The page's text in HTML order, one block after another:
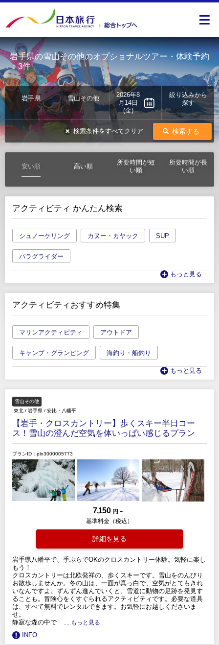
岩手県の雪山その他のオプショナルツアー・体験予約
：3件
岩手県 雪山その他
2026年8
月14日
(金)
絞り込みから
探す
検索する
検索条件をすべてクリア
安い順 高い順
所要時間が短
い順
所要時間が長
い順
アクティビティ かんたん検索
シュノーケリング カヌー・カヤック SUP
パラグライダー
もっと見る
アクティビティおすすめ特集
マリンアクティビティ アウトドア
キャンプ・グランピング 海釣り・船釣り
もっと見る
雪山その他
東北 / 岩手県 / 安比・八幡平
【岩手・クロスカントリー】歩くスキー半日コー
ス！雪山の澄んだ空気を体いっぱい感じるプラン
プランID：pln3000005773
7,150 円 ～
基準料金（税込）
詳細を見る
岩手県八幡平で、手ぶらでOKのクロスカントリー体験。気軽に楽し
もう！
クロスカントリーは北欧発祥の、歩くスキーです。雪山をのんびり
お散歩しませんか。冬の山は、一面が真っ白で、空気がとてもきれ
いなんですよ。ずんずん進んでいくと、雪道に動物の足跡を発見す
ることも。冒険心をくすぐられるアクティビティです。必要な道具
は、すべて無料でレンタルできます。お気軽にお越しくださいま
せ。
静寂な森の中で
.....もっと見る
INFO